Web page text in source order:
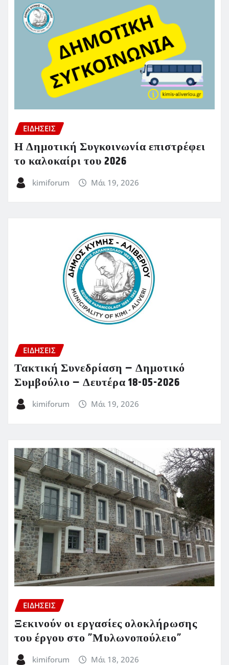
ΕΙΔΗΣΕΙΣ
Η Δημοτική Συγκοινωνία επιστρέφει
το καλοκαίρι του 2026
kimiforum Μάι 19, 2026
ΕΙΔΗΣΕΙΣ
Τακτική Συνεδρίαση – Δημοτικό
Συμβούλιο – Δευτέρα 18-05-2026
kimiforum Μάι 19, 2026
ΕΙΔΗΣΕΙΣ
Ξεκινούν οι εργασίες ολοκλήρωσης
του έργου στο ”Μυλωνοπούλειο”
kimiforum Μάι 18, 2026